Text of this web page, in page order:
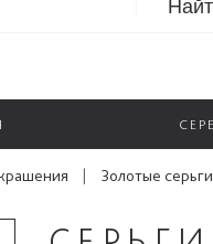
| Золотые серьги